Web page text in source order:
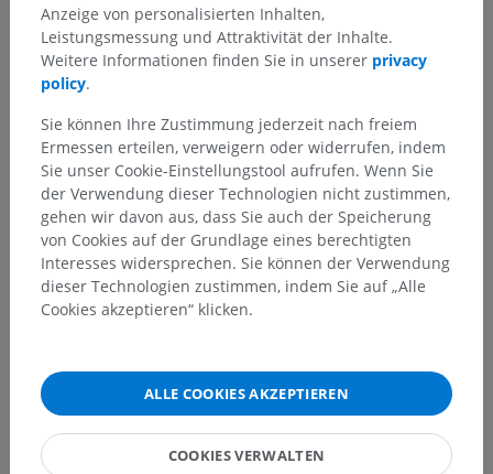
Anzeige von personalisierten Inhalten,
Leistungsmessung und Attraktivität der Inhalte.
Weitere Informationen finden Sie in unserer privacy
policy.
Sie können Ihre Zustimmung jederzeit nach freiem
Ermessen erteilen, verweigern oder widerrufen, indem
Sie unser Cookie-Einstellungstool aufrufen. Wenn Sie
der Verwendung dieser Technologien nicht zustimmen,
gehen wir davon aus, dass Sie auch der Speicherung
von Cookies auf der Grundlage eines berechtigten
Interesses widersprechen. Sie können der Verwendung
dieser Technologien zustimmen, indem Sie auf „Alle
Cookies akzeptieren“ klicken.
ALLE COOKIES AKZEPTIEREN
COOKIES VERWALTEN